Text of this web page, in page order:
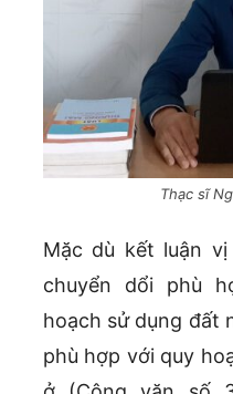
Thạc sĩ
Mặc dù kết luận
chuyển dổi phù
hoạch sử dụng đất
phù hợp với quy